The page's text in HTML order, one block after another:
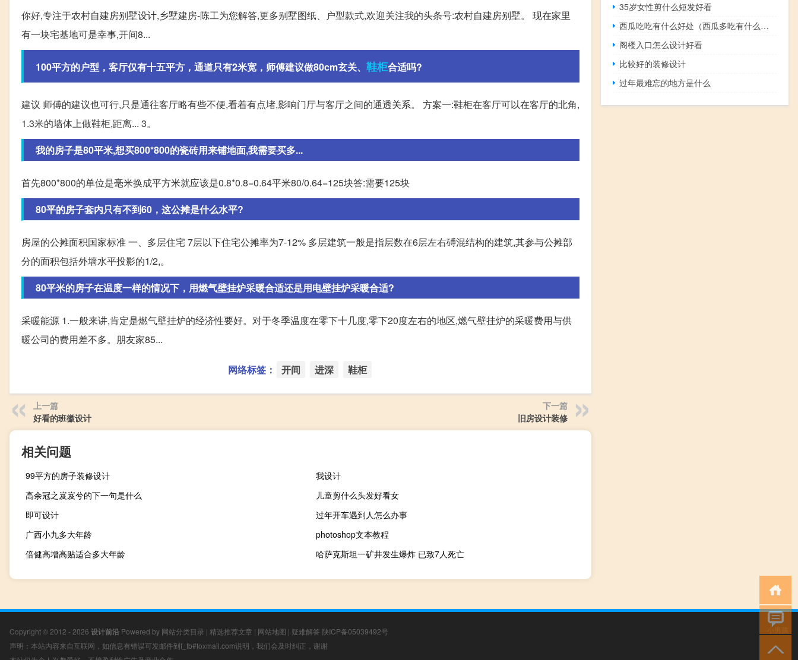
你好,专注于农村自建房别墅设计,乡墅建房-陈工为您解答,更多别墅图纸、户型款式,欢迎关注我的头条号:农村自建房别墅。 现在家里
有一块宅基地可是幸事,开间8...
100平方的户型，客厅仅有十五平方，通道只有2米宽，师傅建议做80cm玄关、 鞋柜合适吗?
建议 师傅的建议也可行,只是通往客厅略有些不便,看着有点堵,影响门厅与客厅之间的通透关系。 方案一:鞋柜在客厅可以在客厅的北角,
1.3米的墙体上做鞋柜,距离... 3。
我的房子是80平米,想买800*800的瓷砖用来铺地面,我需要买多...
首先800*800的单位是毫米换成平方米就应该是0.8*0.8=0.64平米80/0.64=125块答:需要125块
80平的房子套内只有不到60，这公摊是什么水平?
房屋的公摊面积国家标准 一、多层住宅 7层以下住宅公摊率为7-12% 多层建筑一般是指层数在6层左右磗混结构的建筑,其参与公摊部
分的面积包括外墙水平投影的1/2,。
80平米的房子在温度一样的情况下，用燃气壁挂炉采暖合适还是用电壁挂炉采暖合适?
采暖能源 1.一般来讲,肯定是燃气壁挂炉的经济性要好。对于冬季温度在零下十几度,零下20度左右的地区,燃气壁挂炉的采暖费用与供
暖公司的费用差不多。朋友家85...
网络标签： 开间 进深 鞋柜
上一篇
好看的班徽设计
下一篇
旧房设计装修
相关问题
99平方的房子装修设计
我设计
高余冠之岌岌兮的下一句是什么
儿童剪什么头发好看女
即可设计
过年开车遇到人怎么办事
广西小九多大年龄
photoshop文本教程
倍健高增高贴适合多大年龄
哈萨克斯坦一矿井发生爆炸 已致7人死亡
35岁女性剪什么短发好看
西瓜吃吃有什么好处（西瓜多吃有什么好处）
阁楼入口怎么设计好看
比较好的装修设计
过年最难忘的地方是什么
Copyright © 2012 - 2026 设计前沿 Powered by 网站分类目录 | 精选推荐文章 | 网站地图 | 疑难解答 陕ICP备05039492号
声明：本站内容来自互联网，如信息有错误可发邮件到f_fb#foxmail.com说明，我们会及时纠正，谢谢
小男孩